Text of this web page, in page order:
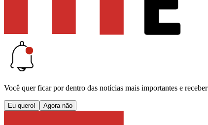
Você quer ficar por dentro das notícias mais importantes e receber
Eu quero! Agora não